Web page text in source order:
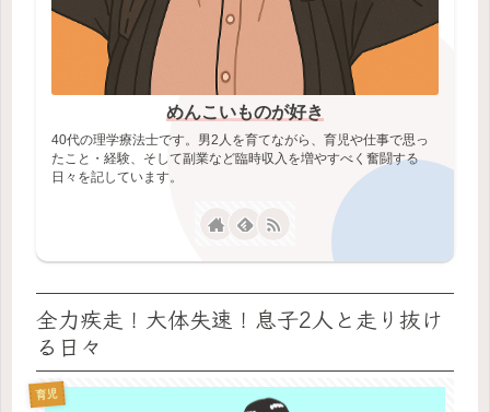
めんこいものが好き
40代の理学療法士です。男2人を育てながら、育児や仕事で思っ
たこと・経験、そして副業など臨時収入を増やすべく奮闘する
日々を記しています。
全力疾走！大体失速！息子2人と走り抜け
る日々
育児